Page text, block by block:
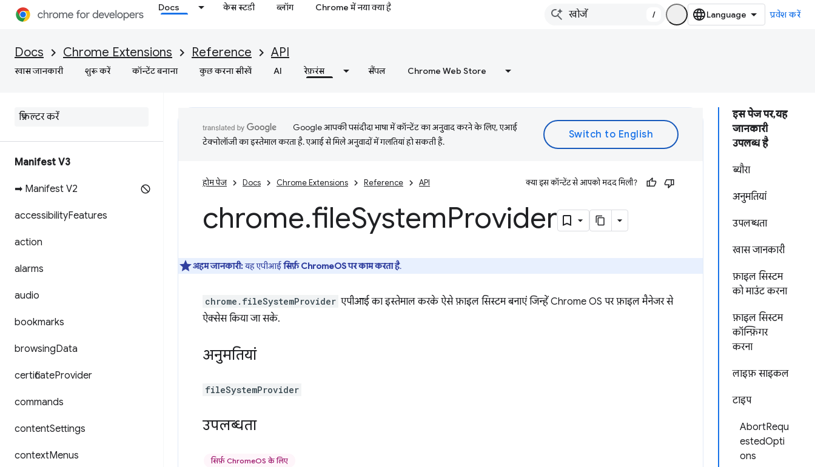
Docs केस स्टडी ब्लॉग Chrome में नया क्या है
/ प्रवेश करें
Docs Chrome Extensions Reference API
खास जानकारी शुरू करें कॉन्टेंट बनाना कुछ करना सीखें AI रेफ़रंस सैंपल Chrome Web Store
Manifest V3
➡ Manifest V2
accessibilityFeatures
action
alarms
audio
bookmarks
browsingData
certificateProvider
commands
contentSettings
contextMenus
इस पेज पर, यह
जानकारी
उपलब्ध है
ब्यौरा
अनुमतियां
उपलब्धता
खास जानकारी
फ़ाइल सिस्टम
को माउंट करना
फ़ाइल सिस्टम
कॉन्फ़िगर
करना
लाइफ़ साइकल
टाइप
AbortRequ
estedOpti
ons
Google आपकी पसंदीदा भाषा में कॉन्टेंट का अनुवाद करने के लिए, एआई
टेक्नोलॉजी का इस्तेमाल करता है. एआई से मिले अनुवादों में गलतियां हो सकती हैं.
होम पेज Docs Chrome Extensions Reference API क्या इस कॉन्टेंट से आपको मदद मिली?
chrome.fileSystemProvider
अहम जानकारी:यह एपीआईसिर्फ़ ChromeOS पर काम करता है.
chrome.fileSystemProvider एपीआई का इस्तेमाल करके ऐसे फ़ाइल सिस्टम बनाएं जिन्हें Chrome OS पर फ़ाइल मैनेजर से
ऐक्सेस किया जा सके.
अनुमतियां
fileSystemProvider
उपलब्धता
सिर्फ़ ChromeOS के लिए